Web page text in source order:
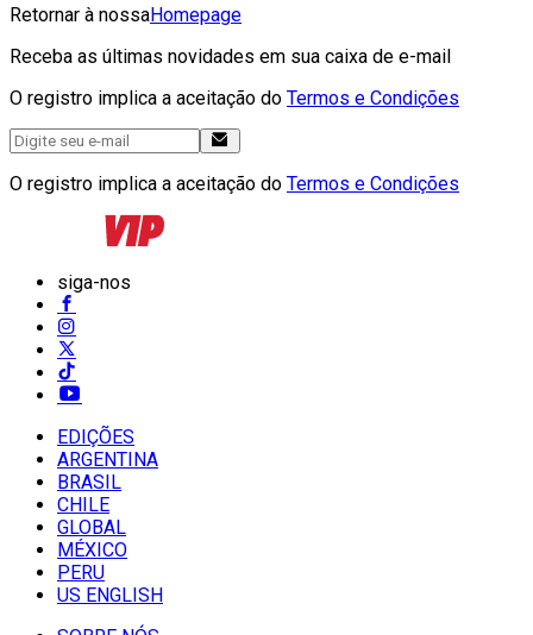
Retornar à nossaHomepage
Receba as últimas novidades em sua caixa de e-mail
O registro implica a aceitação do Termos e Condições
O registro implica a aceitação do Termos e Condições
siga-nos
EDIÇÕES
ARGENTINA
BRASIL
CHILE
GLOBAL
MÉXICO
PERU
US ENGLISH